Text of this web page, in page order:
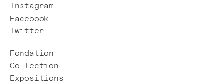
Instagram
Facebook
Twitter
Fondation
Collection
Expositions